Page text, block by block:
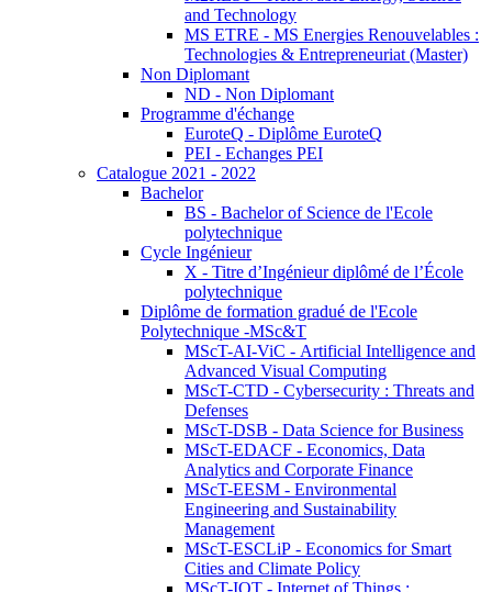
and Technology
MS ETRE - MS Energies Renouvelables :
Technologies & Entrepreneuriat (Master)
Non Diplomant
ND - Non Diplomant
Programme d'échange
EuroteQ - Diplôme EuroteQ
PEI - Echanges PEI
Catalogue 2021 - 2022
Bachelor
BS - Bachelor of Science de l'Ecole
polytechnique
Cycle Ingénieur
X - Titre d’Ingénieur diplômé de l’École
polytechnique
Diplôme de formation gradué de l'Ecole
Polytechnique -MSc&T
MScT-AI-ViC - Artificial Intelligence and
Advanced Visual Computing
MScT-CTD - Cybersecurity : Threats and
Defenses
MScT-DSB - Data Science for Business
MScT-EDACF - Economics, Data
Analytics and Corporate Finance
MScT-EESM - Environmental
Engineering and Sustainability
Management
MScT-ESCLiP - Economics for Smart
Cities and Climate Policy
MScT-IOT - Internet of Things :